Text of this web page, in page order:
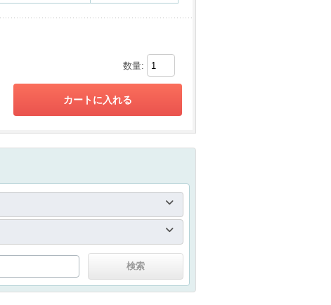
数量: